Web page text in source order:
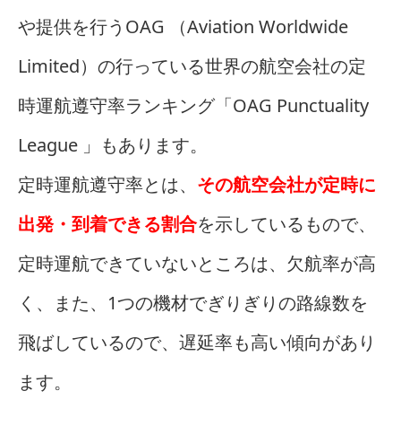
や提供を行うOAG （Aviation Worldwide
Limited）の行っている世界の航空会社の定
時運航遵守率ランキング「OAG Punctuality
League 」もあります。
定時運航遵守率とは、 その航空会社が定時に
出発・到着できる割合を示しているもので、
定時運航できていないところは、欠航率が高
く、また、1つの機材でぎりぎりの路線数を
飛ばしているので、遅延率も高い傾向があり
ます。